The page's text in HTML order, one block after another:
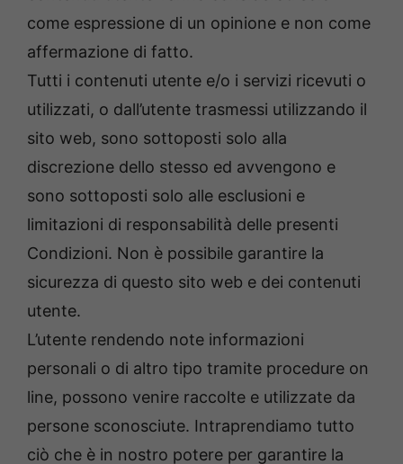
come espressione di un opinione e non come
affermazione di fatto.
Tutti i contenuti utente e/o i servizi ricevuti o
utilizzati, o dall’utente trasmessi utilizzando il
sito web, sono sottoposti solo alla
discrezione dello stesso ed avvengono e
sono sottoposti solo alle esclusioni e
limitazioni di responsabilità delle presenti
Condizioni. Non è possibile garantire la
sicurezza di questo sito web e dei contenuti
utente.
L’utente rendendo note informazioni
personali o di altro tipo tramite procedure on
line, possono venire raccolte e utilizzate da
persone sconosciute. Intraprendiamo tutto
ciò che è in nostro potere per garantire la